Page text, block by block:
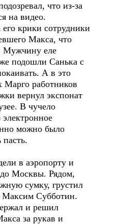
что из-за
на видео.
крики сотрудники
Макса, что
Мужчину еле
подошли Санька с
А в это
Марго работников
вернул экспонат
В чучело
можно было
пасть.
в аэропорту и
Москвы. Рядом,
сумку, грустил
Максим Субботин.
и решил
за рукав и